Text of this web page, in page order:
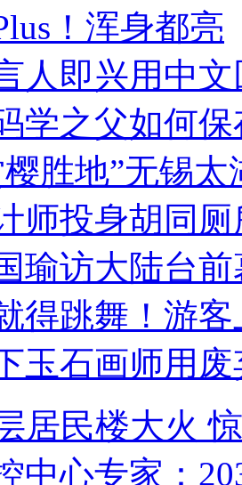
！浑身都亮
人即兴用中
学之父如何
胜地”无锡
师投身胡同
瑜访大陆台
得跳舞！游客
玉石画师用
居民楼大火
中心专家：